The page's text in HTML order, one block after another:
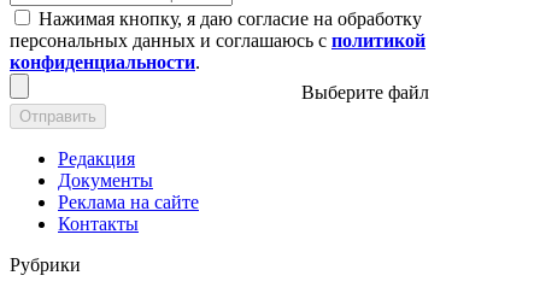
Нажимая кнопку, я даю согласие на обработку
персональных данных и соглашаюсь с политикой
конфиденциальности.
Выберите файл
Отправить
Редакция
Документы
Реклама на сайте
Контакты
Рубрики